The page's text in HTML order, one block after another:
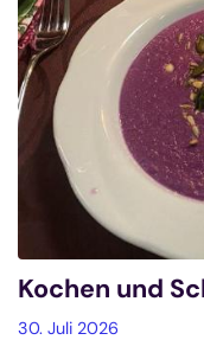
Kochen und
30. Juli 2026